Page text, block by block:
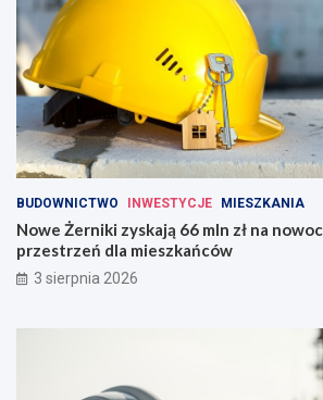
BUDOWNICTWO INWESTYCJE MIESZKANIA
Nowe Żerniki zyskają 66 mln zł na
przestrzeń dla mieszkańców
3 sierpnia 2026